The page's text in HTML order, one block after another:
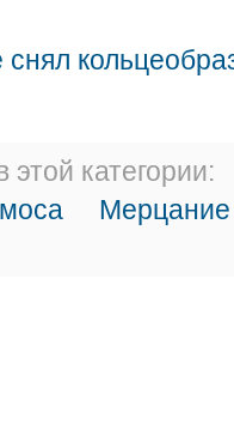
категории:
Мерцание